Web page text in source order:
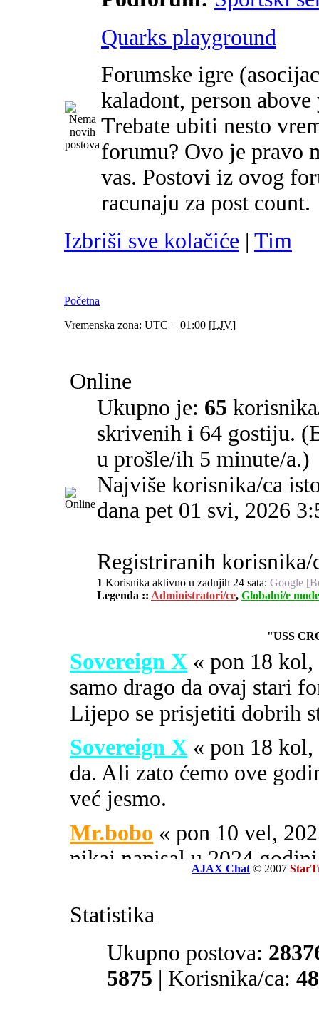
Quarks playground
Forumske igre
kaladont, person
Trebate ubiti nesto
forumu? Ovo je pravo
vas. Postovi iz ovog
racunaju za post count.
Izbriši sve kolačiće | Tim
Početna
Vremenska zona: UTC + 01:00 [LJV]
Online
Ukupno je: 65
skrivenih i 64 gostiju.
u prošle/ih 5 minute/a.)
Najviše korisnika/ca
dana pet 01 svi, 2026
Registriranih
1 Korisnika aktivno u zadnjih 24 sata: Google
Legenda :: Administratori/ce, Globalni/e
"USS
Sovereign X « pon 18
samo drago da ovaj stari
Lijepo se prisjetiti dobrih
Sovereign X « pon 18
da. Ali zato ćemo ove
već jesmo.
Mr.bobo « pon 10 vel,
nikaj napisal u 2024
SOA ili PIPA.
El Zvonko« uto 16 svi,
prate tajne službe sekcije
AJAX Chat © 2007
Statistika
Ukupno postova:
5875 | Korisnika/ca: